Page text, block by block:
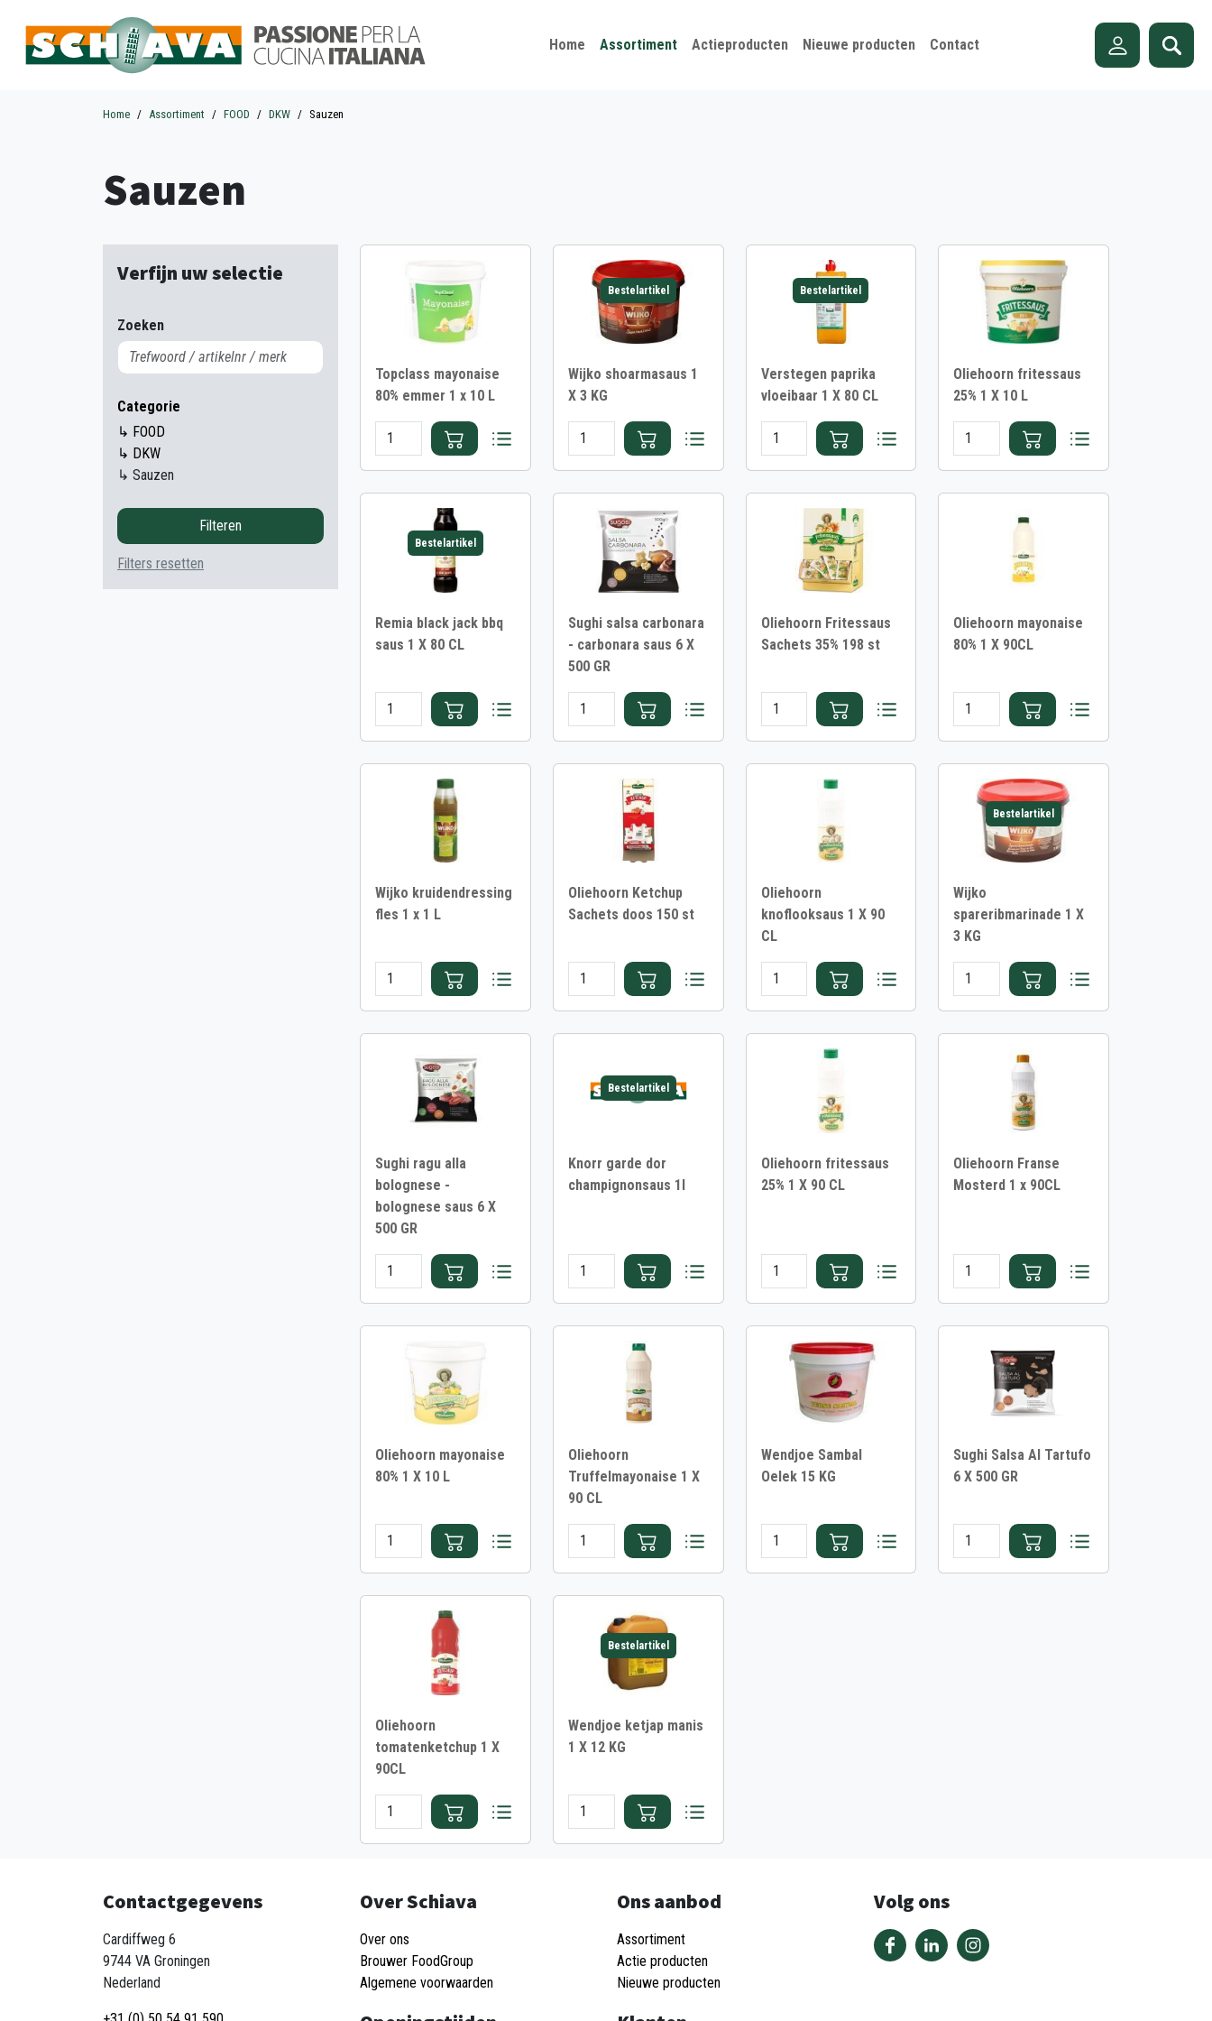
Home Assortiment Actieproducten Nieuwe producten Contact
Home Assortiment FOOD DKW Sauzen
Sauzen
Verfijn uw selectie
Zoeken
Categorie
↳ FOOD
↳ DKW
↳ Sauzen
Filteren
Filters resetten
Topclass mayonaise
80% emmer 1 x 10 L
Bestelartikel
Wijko shoarmasaus 1
X 3 KG
Bestelartikel
Verstegen paprika
vloeibaar 1 X 80 CL
Oliehoorn fritessaus
25% 1 X 10 L
Bestelartikel
Remia black jack bbq
saus 1 X 80 CL
Sughi salsa carbonara
- carbonara saus 6 X
500 GR
Oliehoorn Fritessaus
Sachets 35% 198 st
Oliehoorn mayonaise
80% 1 X 90CL
Wijko kruidendressing
fles 1 x 1 L
Oliehoorn Ketchup
Sachets doos 150 st
Oliehoorn
knoflooksaus 1 X 90
CL
Bestelartikel
Wijko
spareribmarinade 1 X
3 KG
Sughi ragu alla
bolognese -
bolognese saus 6 X
500 GR
Bestelartikel
Knorr garde dor
champignonsaus 1l
Oliehoorn fritessaus
25% 1 X 90 CL
Oliehoorn Franse
Mosterd 1 x 90CL
Oliehoorn mayonaise
80% 1 X 10 L
Oliehoorn
Truffelmayonaise 1 X
90 CL
Wendjoe Sambal
Oelek 15 KG
Sughi Salsa Al Tartufo
6 X 500 GR
Oliehoorn
tomatenketchup 1 X
90CL
Bestelartikel
Wendjoe ketjap manis
1 X 12 KG
Contactgegevens
Cardiffweg 6
9744 VA Groningen
Nederland
Over Schiava
Over ons
Brouwer FoodGroup
Algemene voorwaarden
Ons aanbod
Assortiment
Actie producten
Nieuwe producten
Volg ons